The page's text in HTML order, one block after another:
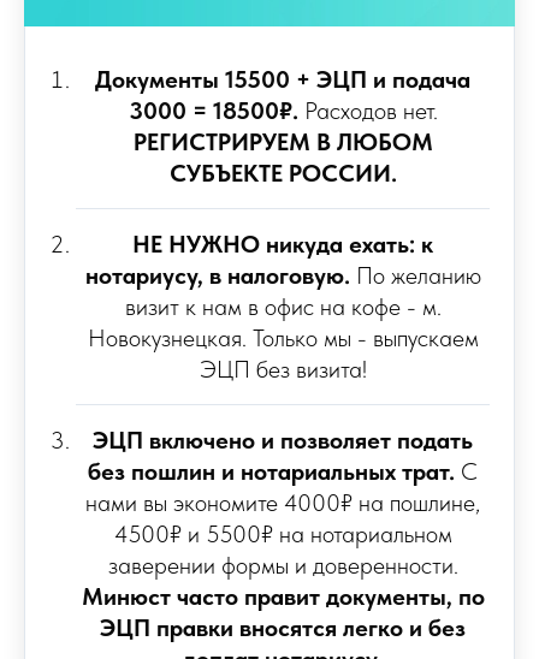
Документы 15500 + ЭЦП и подача
3000 = 18500₽. Расходов нет.
РЕГИСТРИРУЕМ В ЛЮБОМ
СУБЪЕКТЕ РОССИИ.
НЕ НУЖНО никуда ехать: к
нотариусу, в налоговую. По желанию
визит к нам в офис на кофе - м.
Новокузнецкая. Только мы - выпускаем
ЭЦП без визита!
ЭЦП включено и позволяет подать
без пошлин и нотариальных трат. С
нами вы экономите 4000₽ на пошлине,
4500₽ и 5500₽ на нотариальном
заверении формы и доверенности.
Минюст часто правит документы, по
ЭЦП правки вносятся легко и без